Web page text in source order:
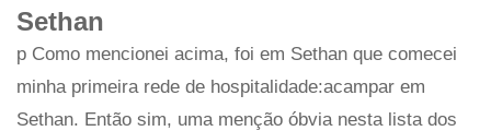
Sethan
p Como mencionei acima, foi em Sethan que comecei
minha primeira rede de hospitalidade:acampar em
Sethan. Então sim, uma menção óbvia nesta lista dos